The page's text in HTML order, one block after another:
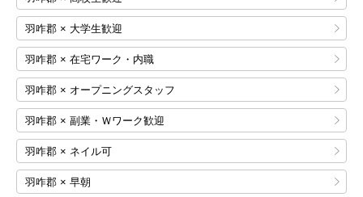
羽咋郡 × 大学生歓迎
羽咋郡 × 在宅ワーク・内職
羽咋郡 × オープニングスタッフ
羽咋郡 × 副業・Ｗワーク歓迎
羽咋郡 × ネイル可
羽咋郡 × 早朝